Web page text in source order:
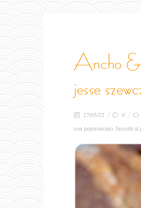
ancho & chocolate cookies slice-and-bakes di
jesse
27/05/22 0
con peperoncino biscotti al